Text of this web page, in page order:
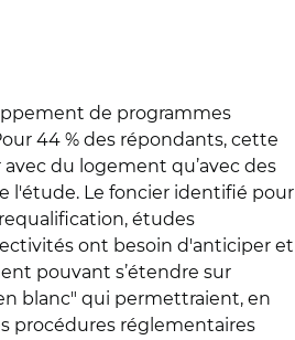
de programmes
44 % des répondants, cette
du logement qu’avec des
l'étude. Le foncier identifié pour
études
ont besoin d'anticiper et
pouvant s’étendre sur
blanc" qui permettraient, en
procédures réglementaires